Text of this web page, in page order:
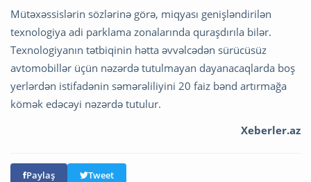
Mütəxəssislərin sözlərinə görə, miqyası genişləndirilən
texnologiya adi parklama zonalarında quraşdırıla bilər.
Texnologiyanın tətbiqinin hətta əvvəlcədən sürücüsüz
avtomobillər üçün nəzərdə tutulmayan dayanacaqlarda boş
yerlərdən istifadənin səmərəliliyini 20 faiz bənd artırmağa
kömək edəcəyi nəzərdə tutulur.
Xeberler.az
Paylaş Tweet